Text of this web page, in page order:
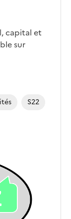
capital et
sur
S22